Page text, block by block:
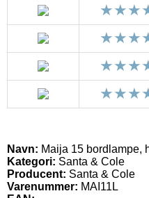
Navn: Maija 15 bordlampe,
Kategori: Santa & Cole
Producent: Santa & Cole
Varenummer: MAI11L